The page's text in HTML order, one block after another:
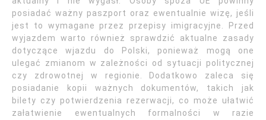
posiadać ważny paszport oraz ewentualnie wizę, jeśli
jest to wymagane przez przepisy imigracyjne. Przed
wyjazdem warto również sprawdzić aktualne zasady
dotyczące wjazdu do Polski, ponieważ mogą one
ulegać zmianom w zależności od sytuacji politycznej
czy zdrowotnej w regionie. Dodatkowo zaleca się
posiadanie kopii ważnych dokumentów, takich jak
bilety czy potwierdzenia rezerwacji, co może ułatwić
załatwienie ewentualnych formalności w razie